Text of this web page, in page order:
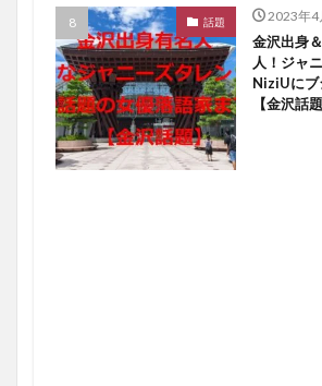
話題 2023年4
金沢出身
人！ジャ
NiziUにブ
【金沢話題